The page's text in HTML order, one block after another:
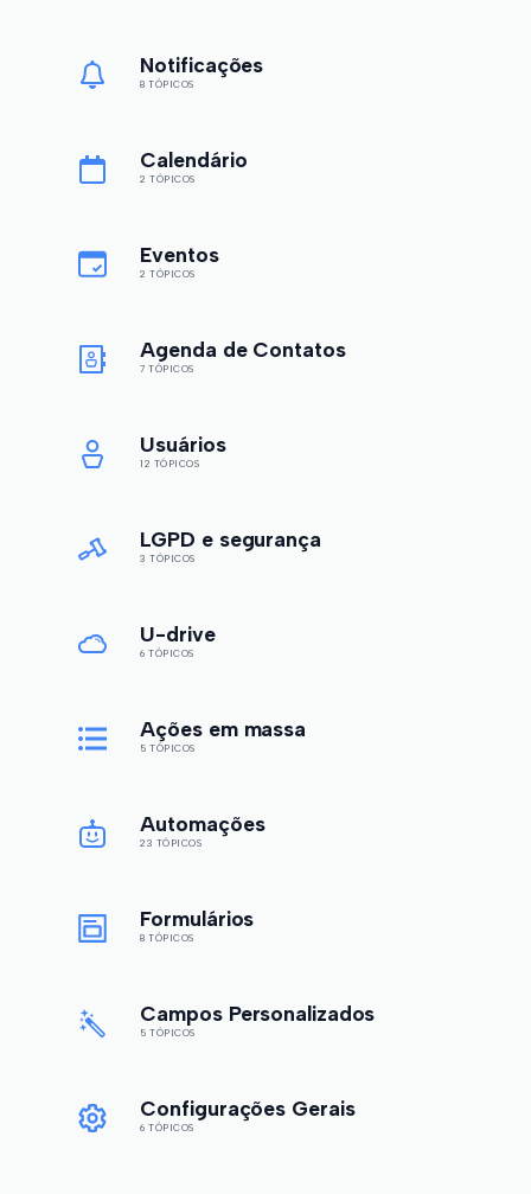
Notificações
8 TÓPICOS
Calendário
2 TÓPICOS
Eventos
2 TÓPICOS
Agenda de Contatos
7 TÓPICOS
Usuários
12 TÓPICOS
LGPD e segurança
3 TÓPICOS
U-drive
6 TÓPICOS
Ações em massa
5 TÓPICOS
Automações
23 TÓPICOS
Formulários
8 TÓPICOS
Campos Personalizados
5 TÓPICOS
Configurações Gerais
6 TÓPICOS